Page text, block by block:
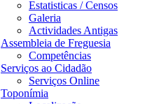
Estatisticas / Censos
Galeria
Actividades Antigas
Assembleia de Freguesia
Competências
Serviços ao Cidadão
Serviços Online
Toponímia